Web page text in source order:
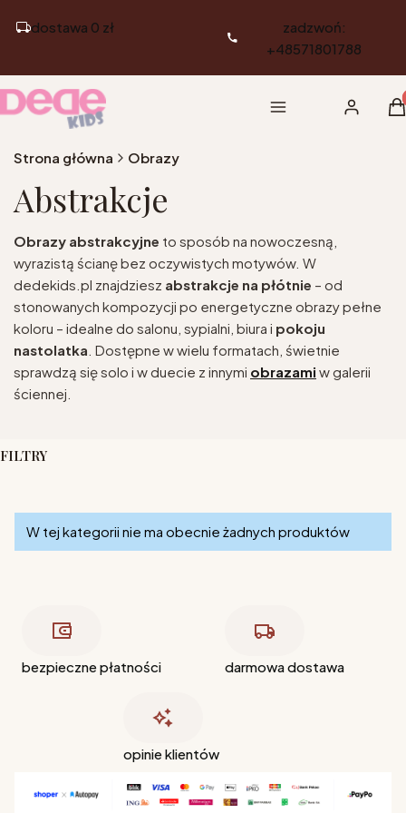
dostawa 0 zł
zadzwoń:
+48571801788
Menu Zaloguj się
Strona główna Obrazy
Abstrakcje
Obrazy abstrakcyjne to sposób na nowoczesną,
wyrazistą ścianę bez oczywistych motywów. W
dedekids.pl znajdziesz abstrakcje na płótnie – od
stonowanych kompozycji po energetyczne obrazy pełne
koloru – idealne do salonu, sypialni, biura i pokoju
nastolatka . Dostępne w wielu formatach, świetnie
sprawdzą się solo i w duecie z innymi obrazami w galerii
ściennej.
FILTRY
Lista produktów
W tej kategorii nie ma obecnie żadnych produktów
bezpieczne płatności darmowa dostawa
opinie klientów